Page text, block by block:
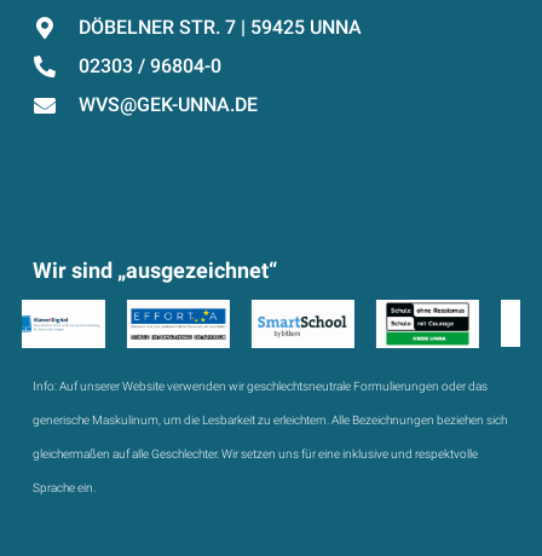
DÖBELNER STR. 7 | 59425 UNNA
02303 / 96804-0
WVS@GEK-UNNA.DE
Wir sind „ausgezeichnet“
Info:Auf unserer Website verwenden wir geschlechtsneutrale Formulierungen oder das
generische Maskulinum, um die Lesbarkeit zu erleichtern. Alle Bezeichnungen beziehen sich
gleichermaßen auf alle Geschlechter. Wir setzen uns für eine inklusive und respektvolle
Sprache ein.